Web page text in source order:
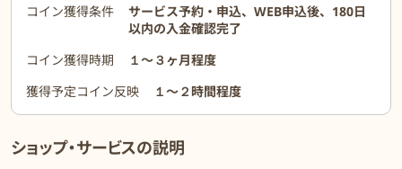
コイン獲得条件
サービス予約・申込、WEB申込後、180日
以内の入金確認完了
コイン獲得時期
１〜３ヶ月程度
獲得予定コイン反映
１〜２時間程度
ショップ・サービスの説明